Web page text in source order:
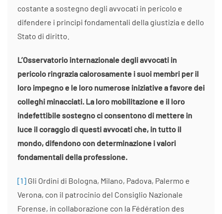
costante a sostegno degli avvocati in pericolo e
difendere i principi fondamentali della giustizia e dello
Stato di diritto.
L’Osservatorio internazionale degli avvocati in
pericolo ringrazia calorosamente i suoi membri per il
loro impegno e le loro numerose iniziative a favore dei
colleghi minacciati. La loro mobilitazione e il loro
indefettibile sostegno ci consentono di mettere in
luce il coraggio di questi avvocati che, in tutto il
mondo, difendono con determinazione i valori
fondamentali della professione.
[1] Gli Ordini di Bologna, Milano, Padova, Palermo e
Verona, con il patrocinio del Consiglio Nazionale
Forense, in collaborazione con la Fédération des